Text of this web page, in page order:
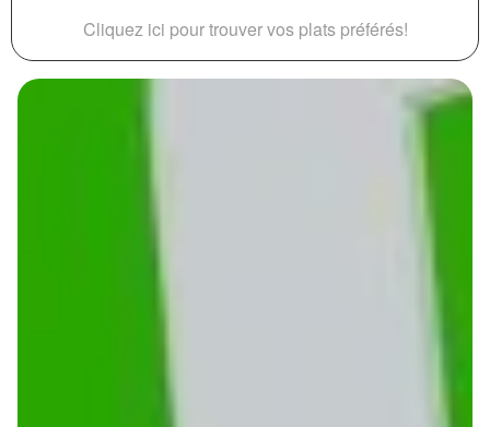
Cliquez ici pour trouver vos plats préférés!